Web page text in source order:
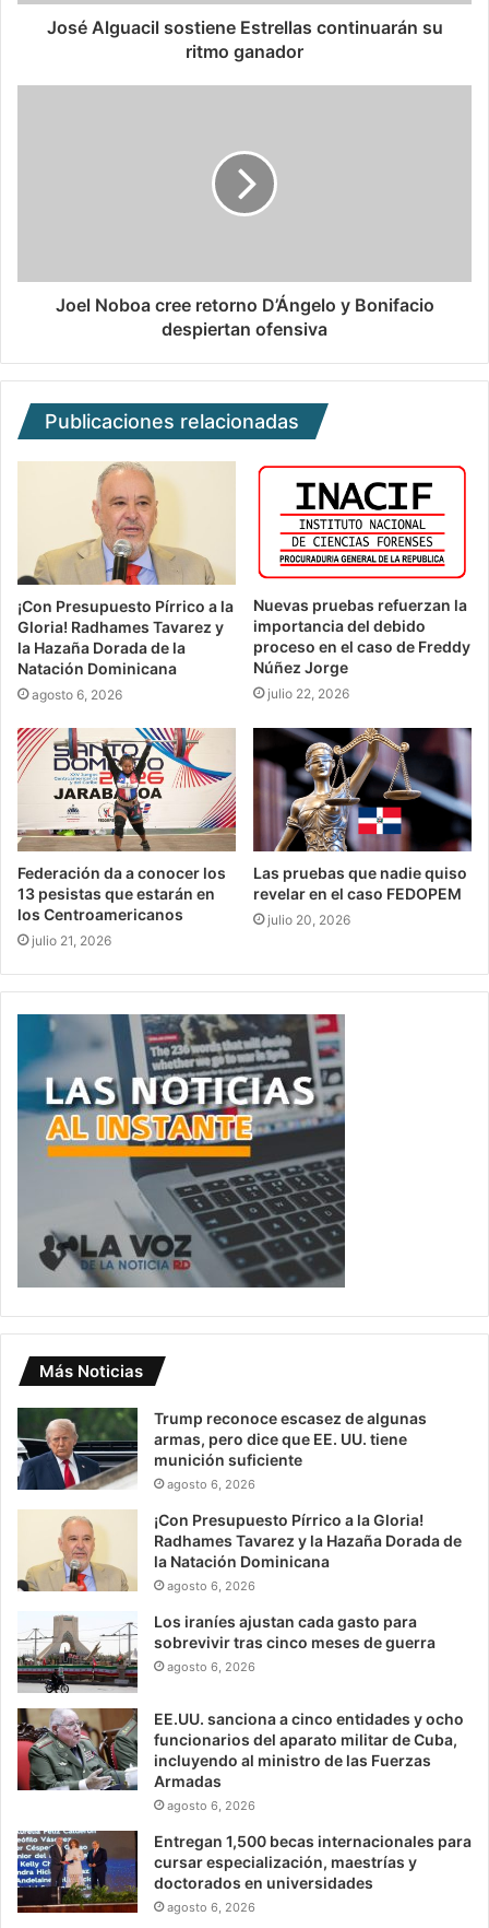
José Alguacil sostiene Estrellas continuarán su
ritmo ganador
Joel Noboa cree retorno D’Ángelo y Bonifacio
despiertan ofensiva
Publicaciones relacionadas
¡Con Presupuesto Pírrico a la
Gloria! Radhames Tavarez y
la Hazaña Dorada de la
Natación Dominicana
agosto 6, 2026
Nuevas pruebas refuerzan la
importancia del debido
proceso en el caso de Freddy
Núñez Jorge
julio 22, 2026
Federación da a conocer los
13 pesistas que estarán en
los Centroamericanos
julio 21, 2026
Las pruebas que nadie quiso
revelar en el caso FEDOPEM
julio 20, 2026
Más Noticias
Trump reconoce escasez de algunas
armas, pero dice que EE. UU. tiene
munición suficiente
agosto 6, 2026
¡Con Presupuesto Pírrico a la Gloria!
Radhames Tavarez y la Hazaña Dorada de
la Natación Dominicana
agosto 6, 2026
Los iraníes ajustan cada gasto para
sobrevivir tras cinco meses de guerra
agosto 6, 2026
EE.UU. sanciona a cinco entidades y ocho
funcionarios del aparato militar de Cuba,
incluyendo al ministro de las Fuerzas
Armadas
agosto 6, 2026
Entregan 1,500 becas internacionales para
cursar especialización, maestrías y
doctorados en universidades
agosto 6, 2026